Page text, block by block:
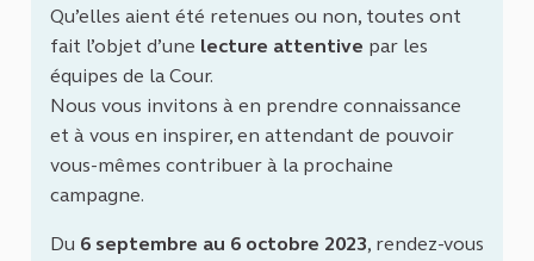
Qu’elles aient été retenues ou non, toutes ont
fait l’objet d’une lecture attentive par les
équipes de la Cour.
Nous vous invitons à en prendre connaissance
et à vous en inspirer, en attendant de pouvoir
vous-mêmes contribuer à la prochaine
campagne.
Du 6 septembre au 6 octobre 2023, rendez-vous